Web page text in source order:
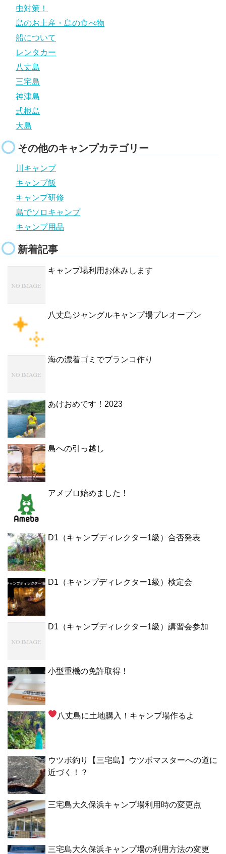
虫対策！
島のお土産・島の食べ物
船について
レンタカー
八丈島
三宅島
神津島
式根島
大島
その他のキャンプカテゴリー
川キャンプ
キャンプ飯
キャンプ研修
島でソロキャンプ
キャンプ用品
新着記事
キャンプ場利用お休みします
八丈島ジャングルキャンプ場プレオープン
海の漂着ゴミでブランコ作り
あけおめです！2023
島への引っ越し
アメブロ始めました！
D1（キャンプディレクター1級）合否発表
D1（キャンプディレクター1級）検定会
D1（キャンプディレクター1級）講習会参加
小型重機の免許取得！
八丈島に土地購入！キャンプ場作るよ
ウツボ釣り【三宅島】ウツボマスターへの道に
近づく！？
三宅島大久保浜キャンプ場利用時の変更点
三宅島大久保浜キャンプ場の利用方法の変更